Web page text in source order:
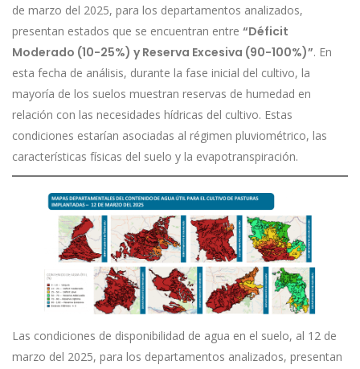
de marzo del 2025, para los departamentos analizados,
presentan estados que se encuentran entre “Déficit
Moderado (10-25%) y Reserva Excesiva (90-100%)”. En
esta fecha de análisis, durante la fase inicial del cultivo, la
mayoría de los suelos muestran reservas de humedad en
relación con las necesidades hídricas del cultivo. Estas
condiciones estarían asociadas al régimen pluviométrico, las
características físicas del suelo y la evapotranspiración.
Las condiciones de disponibilidad de agua en el suelo, al 12 de
marzo del 2025, para los departamentos analizados, presentan